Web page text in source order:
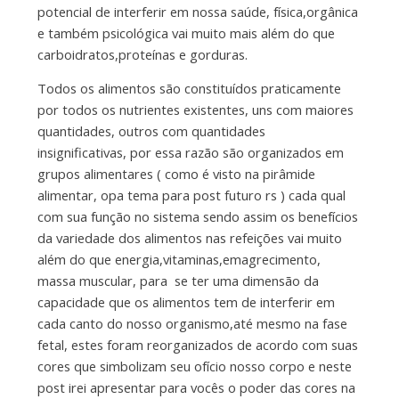
potencial de interferir em nossa saúde, física,orgânica
e também psicológica vai muito mais além do que
carboidratos,proteínas e gorduras.
Todos os alimentos são constituídos praticamente
por todos os nutrientes existentes, uns com maiores
quantidades, outros com quantidades
insignificativas, por essa razão são organizados em
grupos alimentares ( como é visto na pirâmide
alimentar, opa tema para post futuro rs ) cada qual
com sua função no sistema sendo assim os benefícios
da variedade dos alimentos nas refeições vai muito
além do que energia,vitaminas,emagrecimento,
massa muscular, para se ter uma dimensão da
capacidade que os alimentos tem de interferir em
cada canto do nosso organismo,até mesmo na fase
fetal, estes foram reorganizados de acordo com suas
cores que simbolizam seu ofício nosso corpo e neste
post irei apresentar para vocês o poder das cores na